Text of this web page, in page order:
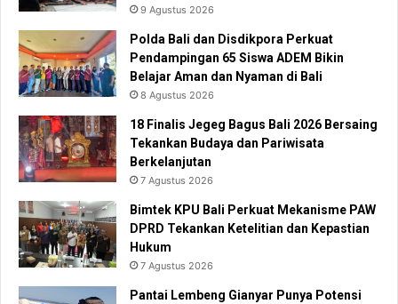
9 Agustus 2026
Polda Bali dan Disdikpora Perkuat
Pendampingan 65 Siswa ADEM Bikin
Belajar Aman dan Nyaman di Bali
8 Agustus 2026
18 Finalis Jegeg Bagus Bali 2026 Bersaing
Tekankan Budaya dan Pariwisata
Berkelanjutan
7 Agustus 2026
Bimtek KPU Bali Perkuat Mekanisme PAW
DPRD Tekankan Ketelitian dan Kepastian
Hukum
7 Agustus 2026
Pantai Lembeng Gianyar Punya Potensi